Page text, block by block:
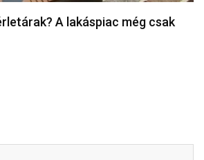
A lakáspiac még csak